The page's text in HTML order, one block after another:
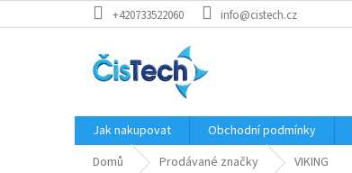
na
+420733522060 info@cistech.cz
Jak nakupovat Obchodní podmínky
Domů
Prodávané značky VIKING